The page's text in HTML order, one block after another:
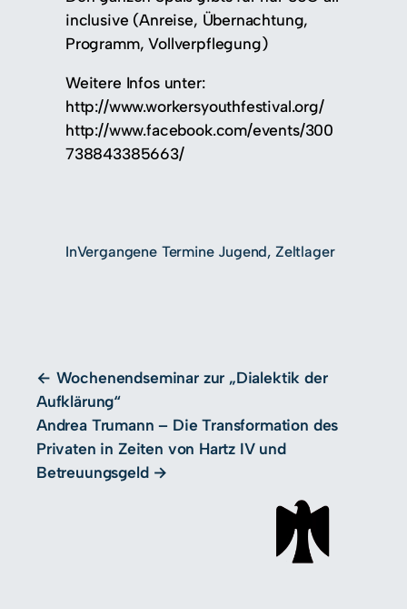
inclusive (Anreise, Übernachtung,
Programm, Vollverpflegung)
Weitere Infos unter:
http://www.workersyouthfestival.org/
http://www.facebook.com/events/300
738843385663/
InVergangene Termine Jugend, Zeltlager
Wochenendseminar zur „Dialektik der
Aufklärung“
Andrea Trumann – Die Transformation des
Privaten in Zeiten von Hartz IV und
Betreuungsgeld